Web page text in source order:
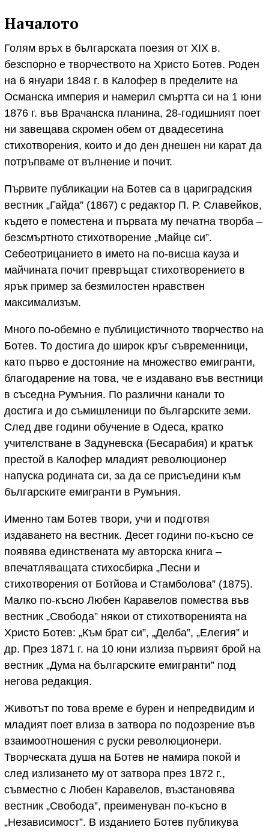
Началото
Голям връх в българската поезия от XIX в.
безспорно е творчеството на Христо Ботев. Роден
на 6 януари 1848 г. в Калофер в пределите на
Османска империя и намерил смъртта си на 1 юни
1876 г. във Врачанска планина, 28-годишният поет
ни завещава скромен обем от двадесетина
стихотворения, които и до ден днешен ни карат да
потръпваме от вълнение и почит.
Първите публикации на Ботев са в цариградския
вестник „Гайда” (1867) с редактор П. Р. Славейков,
където е поместена и първата му печатна творба –
безсмъртното стихотворение „Майце си”.
Себеотрицанието в името на по-висша кауза и
майчината почит превръщат стихотворението в
ярък пример за безмилостен нравствен
максимализъм.
Много по-обемно е публицистичното творчество на
Ботев. То достига до широк кръг съвременници,
като първо е достояние на множество емигранти,
благодарение на това, че е издавано във вестници
в съседна Румъния. По различни канали то
достига и до съмишленици по българските земи.
След две години обучение в Одеса, кратко
учителстване в Задуневска (Бесарабия) и кратък
престой в Калофер младият революционер
напуска родината си, за да се присъедини към
българските емигранти в Румъния.
Именно там Ботев твори, учи и подготвя
издаването на вестник. Десет години по-късно се
появява единствената му авторска книга –
впечатляващата стихосбирка „Песни и
стихотворения от Ботйова и Стамболова” (1875).
Малко по-късно Любен Каравелов помества във
вестник „Свобода” някои от стихотворенията на
Христо Ботев: „Към брат си”, „Делба”, „Елегия” и
др. През 1871 г. на 10 юни излиза първият брой на
вестник „Дума на българските емигранти” под
негова редакция.
Животът по това време е бурен и непредвидим и
младият поет влиза в затвора по подозрение във
взаимоотношения с руски революционери.
Творческата душа на Ботев не намира покой и
след излизането му от затвора през 1872 г.,
съвместно с Любен Каравелов, възстановява
вестник „Свобода”, преименуван по-късно в
„Независимост”. В изданието Ботев публикува